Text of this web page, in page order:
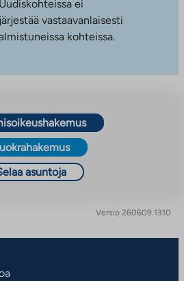
ei
vastaavanlaisesti
kohteissa.
asuntoja
Versio 260609.1310